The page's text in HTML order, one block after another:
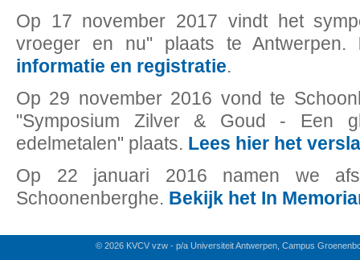
Op 17 november 2017 vindt het
vroeger en nu" plaats te Antwerpen.
informatie en registratie.
Op 29 november 2016 vond te
"Symposium Zilver & Goud - Een
edelmetalen" plaats. Lees hier het
Op 22 januari 2016 namen we
Schoonenberghe. Bekijk het In
© 2026 KVCV vzw - p/a Universiteit Antwerpen, Campus